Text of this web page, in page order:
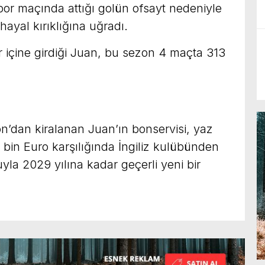
maçında attığı golün ofsayt nedeniyle
kırıklığına uğradı.
içine girdiği Juan, bu sezon 4 maçta 313
kiralanan Juan’ın bonservisi, yaz
Euro karşılığında İngiliz kulübünden
2029 yılına kadar geçerli yeni bir